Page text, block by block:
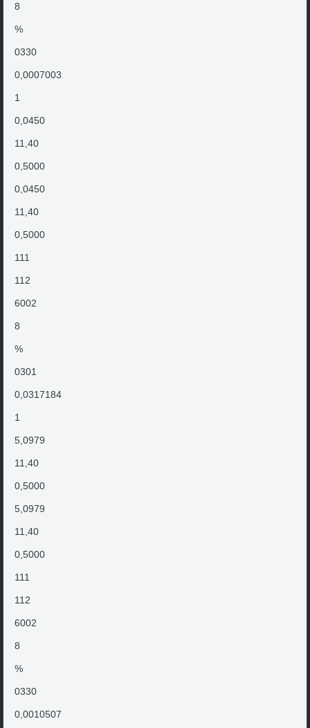
8
%
0330
0,0007003
1
0,0450
11,40
0,5000
0,0450
11,40
0,5000
111
112
6002
8
%
0301
0,0317184
1
5,0979
11,40
0,5000
5,0979
11,40
0,5000
111
112
6002
8
%
0330
0,0010507